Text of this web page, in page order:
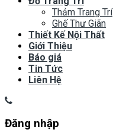
Thảm Trang Trí
Ghế Thư Giãn
Thiết Kế Nội Thất
Giới Thiệu
Báo giá
Tin Tức
Liên Hệ
Đăng nhập